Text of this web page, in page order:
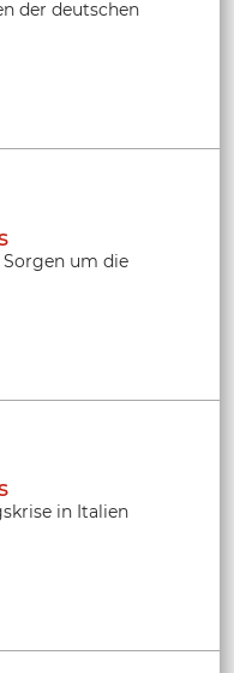
der deutschen
um die
in Italien